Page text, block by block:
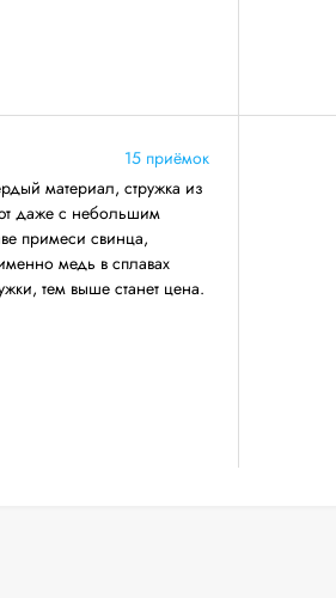
15 приёмок
материал, стружка из
даже с небольшим
примеси свинца,
медь в сплавах
тем выше станет цена.